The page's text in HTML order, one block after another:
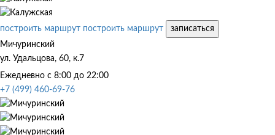
построить маршрут построить маршрут
записаться
Мичуринский
ул. Удальцова, 60, к.7
Ежедневно с 8:00 до 22:00
+7 (499) 460-69-76